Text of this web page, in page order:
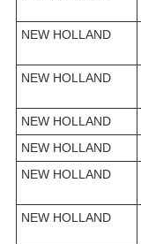
NEW HOLLAND
NEW HOLLAND
NEW HOLLAND
NEW HOLLAND
NEW HOLLAND
NEW HOLLAND